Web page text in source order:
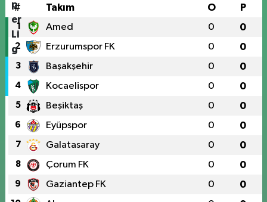
# Takım O P
1 Amed 0 0
2 Erzurumspor FK 0 0
3 Başakşehir 0 0
4 Kocaelispor 0 0
5 Beşiktaş 0 0
6 Eyüpspor 0 0
7 Galatasaray 0 0
8 Çorum FK 0 0
9 Gaziantep FK 0 0